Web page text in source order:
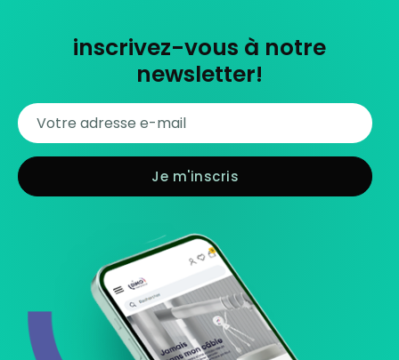
inscrivez-vous à notre
newsletter!